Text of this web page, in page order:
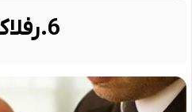
6.رفلاکس